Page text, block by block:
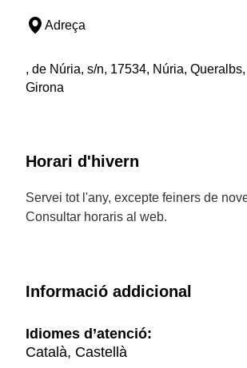
Adreça
, de Núria, s/n, 17534, Núria,
Girona
Horari d'hivern
Servei tot l'any, excepte feiners de
Consultar horaris al web.
Informació addicional
Idiomes d’atenció:
Català, Castellà